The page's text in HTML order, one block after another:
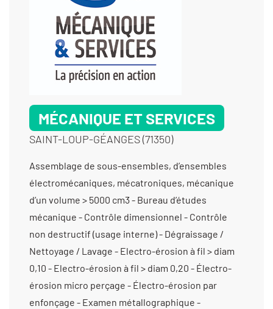
MÉCANIQUE ET SERVICES
SAINT-LOUP-GÉANGES (71350)
Assemblage de sous-ensembles, d’ensembles électromécaniques, mécatroniques, mécanique d’un volume > 5000 cm3 - Bureau d’études mécanique - Contrôle dimensionnel - Contrôle non destructif (usage interne) - Dégraissage / Nettoyage / Lavage - Electro-érosion à fil > diam 0,10 - Electro-érosion à fil > diam 0,20 - Électro-érosion micro perçage - Électro-érosion par enfonçage - Examen métallographique - Fabrication d’arbres et de moyeux cannelés - Fabrication d’ensembles et de sous-ensembles - Fabrication de pignons à chaîne - Fabrication de pignons à denture droite - Fabrication de poinçon-matrice - Fabrication de sous-ensembles et d'ensembles pour machines spéciales - Filetage - Fraisage horizontal - Fraisage proto - Fraisage série - Fraisage vertical - Gravure mécanique - Laser (gravure et marquage) - Mécanique générale de précision - Prototypes (fabrication petite série) - Prototypes (tous métaux) - Rechargement dur par PTA - Rectification cylindrique exter - Rectification cylindrique inter - Rectification cylindrique rayon - Rectification plane - Tournage 3 axes - Tournage 4 axes - Tournage 5 axes - Tournage Ø 401 mm à 1000 mm - Tournage Ø de 20 à 200 mm - Tournage Ø de 201 à 400 mm - Tournage petite série (de 11 à 1000 pièces) - Tournage prototype et unitaire (< 10 pièces)